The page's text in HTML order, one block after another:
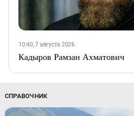
10:40, 7 августа 2026
Кадыров Рамзан Ахматович
СПРАВОЧНИК